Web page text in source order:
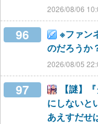
2026/08/06
96
※ファン
のだろうか
2026/08/05
97
【謎】
にしないと
あえすだせ